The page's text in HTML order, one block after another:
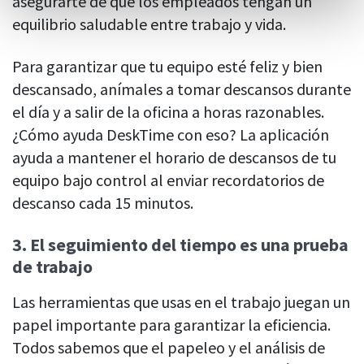
equilibrio saludable entre trabajo y vida.
Para garantizar que tu equipo esté feliz y bien
descansado, anímales a tomar descansos durante
el día y a salir de la oficina a horas razonables.
¿Cómo ayuda DeskTime con eso? La aplicación
ayuda a mantener el horario de descansos de tu
equipo bajo control al enviar recordatorios de
descanso cada 15 minutos.
3. El seguimiento del tiempo es una prueba
de trabajo
Las herramientas que usas en el trabajo juegan un
papel importante para garantizar la eficiencia.
Todos sabemos que el papeleo y el análisis de